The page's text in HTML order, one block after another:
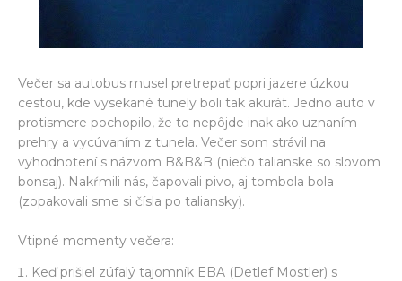
Večer sa autobus musel pretrepať popri jazere úzkou
cestou, kde vysekané tunely boli tak akurát. Jedno auto v
protismere pochopilo, že to nepôjde inak ako uznaním
prehry a vycúvaním z tunela. Večer som strávil na
vyhodnotení s názvom B&B&B (niečo talianske so slovom
bonsaj). Nakŕmili nás, čapovali pivo, aj tombola bola
(zopakovali sme si čísla po taliansky).
Vtipné momenty večera:
Keď prišiel zúfalý tajomník EBA (Detlef Mostler) s